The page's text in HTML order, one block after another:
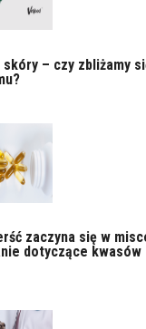
– czy zbliżamy
zaczyna się w
dotyczące kwasów